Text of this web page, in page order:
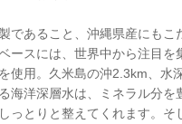
であること、沖縄県産にもこ
ースには、世界中から注目を
使用。久米島の沖2.3km、水
海洋深層水は、ミネラル分を
っとりと整えてくれます。そ